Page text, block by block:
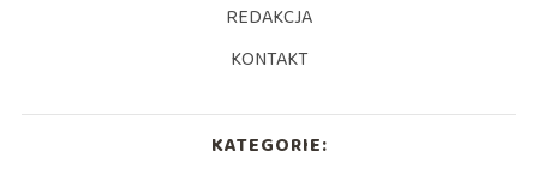
REDAKCJA
KONTAKT
KATEGORIE: